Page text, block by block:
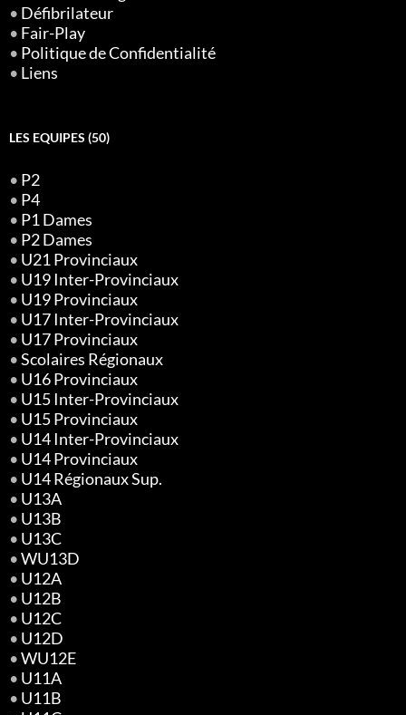
• Défibrilateur
• Fair-Play
• Politique de Confidentialité
• Liens
LES EQUIPES (50)
• P2
• P4
• P1 Dames
• P2 Dames
• U21 Provinciaux
• U19 Inter-Provinciaux
• U19 Provinciaux
• U17 Inter-Provinciaux
• U17 Provinciaux
•Scolaires Régionaux
• U16 Provinciaux
• U15 Inter-Provinciaux
• U15 Provinciaux
• U14 Inter-Provinciaux
• U14 Provinciaux
• U14 Régionaux Sup.
• U13A
• U13B
• U13C
•WU13D
• U12A
• U12B
• U12C
• U12D
•WU12E
• U11A
• U11B